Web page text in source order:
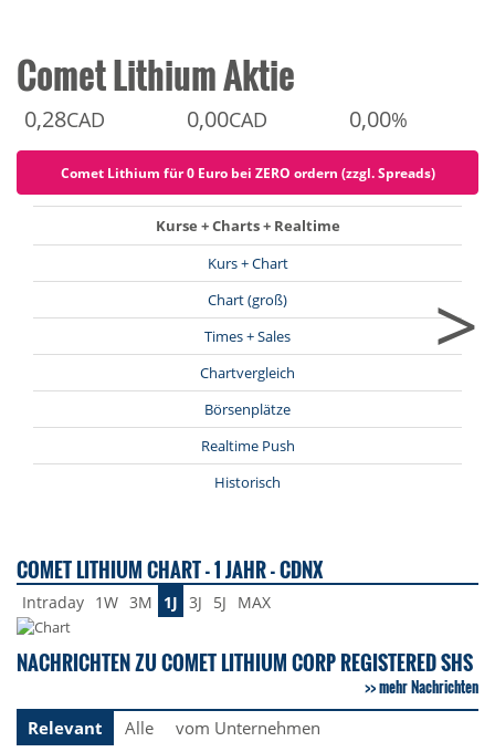
Comet Lithium Aktie
0,28CAD 0,00CAD 0,00%
Comet Lithium für 0 Euro bei ZERO ordern (zzgl. Spreads)
Kurse + Charts + Realtime
Kurs + Chart
Chart (groß)
Times + Sales
Chartvergleich
Börsenplätze
Realtime Push
Historisch
>
COMET LITHIUM CHART - 1 JAHR - CDNX
Intraday 1W 3M 1J 3J 5J MAX
NACHRICHTEN ZU COMET LITHIUM CORP REGISTERED SHS
mehr Nachrichten
Relevant
Alle vom Unternehmen